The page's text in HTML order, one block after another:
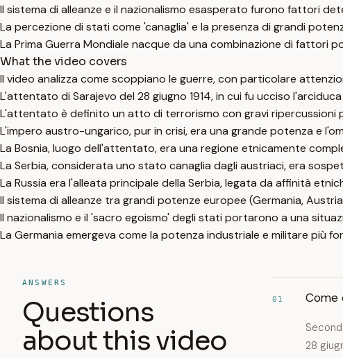
Il sistema di alleanze e il nazionalismo esasperato furono fattori
La percezione di stati come 'canaglia' e la presenza di grandi
La Prima Guerra Mondiale nacque da una combinazione di fattori
What the video covers
Il video analizza come scoppiano le guerre, con particolare
L'attentato di Sarajevo del 28 giugno 1914, in cui fu ucciso
L'attentato è definito un atto di terrorismo con gravi ripercussioni
L'impero austro-ungarico, pur in crisi, era una grande potenza e
La Bosnia, luogo dell'attentato, era una regione etnicamente
La Serbia, considerata uno stato canaglia dagli austriaci, era
La Russia era l'alleata principale della Serbia, legata da affinità
Il sistema di alleanze tra grandi potenze europee (Germania,
Il nazionalismo e il 'sacro egoismo' degli stati portarono a una
La Germania emergeva come la potenza industriale e militare più
ANSWERS
Questions
about this video
01 Come
28